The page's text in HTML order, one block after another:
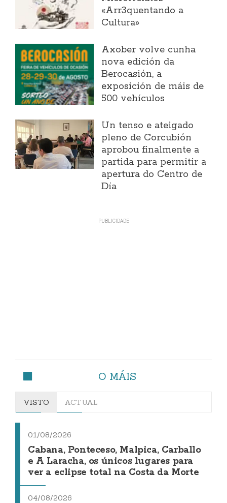
«Arr3quentando a
Cultura»
Axober volve cunha
nova edición da
Berocasión, a
exposición de máis de
500 vehículos
Un tenso e ateigado
pleno de Corcubión
aprobou finalmente a
partida para permitir a
apertura do Centro de
Día
O MÁIS
VISTO ACTUAL
01/08/2026
Cabana, Ponteceso, Malpica, Carballo
e A Laracha, os únicos lugares para
ver a eclipse total na Costa da Morte
04/08/2026